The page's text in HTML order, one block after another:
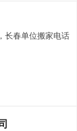
长春单位搬家电话